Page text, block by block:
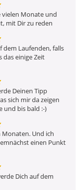
vielen Monate und
mit Dir zu reden
dem Laufenden, falls
das einige Zeit
Deinen Tipp
sich mir da zeigen
und bis bald :-)
Und ich
einen Punkt
Dich auf dem